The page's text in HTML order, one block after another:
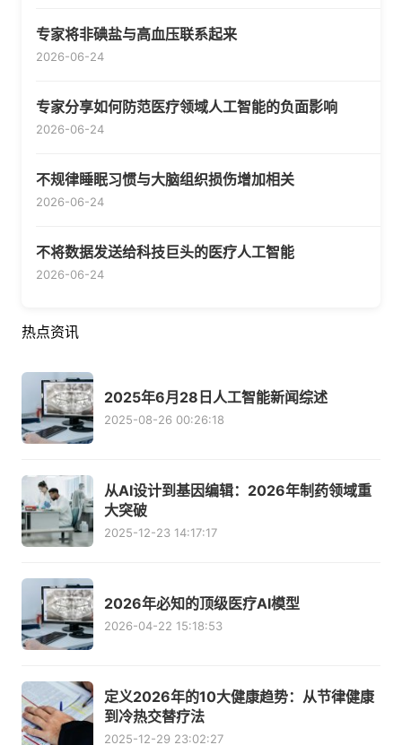
专家将非碘盐与高血压联系起来
2026-06-24
专家分享如何防范医疗领域人工智能的负面影响
2026-06-24
不规律睡眠习惯与大脑组织损伤增加相关
2026-06-24
不将数据发送给科技巨头的医疗人工智能
2026-06-24
热点资讯
2025年6月28日人工智能新闻综述
2025-08-26 00:26:18
从AI设计到基因编辑：2026年制药领域重
大突破
2025-12-23 14:17:17
2026年必知的顶级医疗AI模型
2026-04-22 15:18:53
定义2026年的10大健康趋势：从节律健康
到冷热交替疗法
2025-12-29 23:02:27